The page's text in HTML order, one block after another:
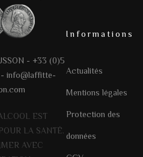
- +33 (0)5
info@laffitte-
EST
LA SANTÉ.
AVEC
Informations
Actualités
Mentions légales
Protection des
données